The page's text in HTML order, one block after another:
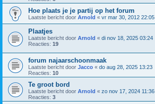
Hoe plaats je je partij op het forum
Laatste bericht door Arnold « vr mar 30, 2012 22:05
Plaatjes
Laatste bericht door Arnold « di nov 18, 2025 03:24
Reacties: 19
forum najaarschoonmaak
Laatste bericht door Jacco « do aug 28, 2025 13:23
Reacties: 10
Te groot bord
Laatste bericht door Arnold « zo nov 17, 2024 11:36
Reacties: 3